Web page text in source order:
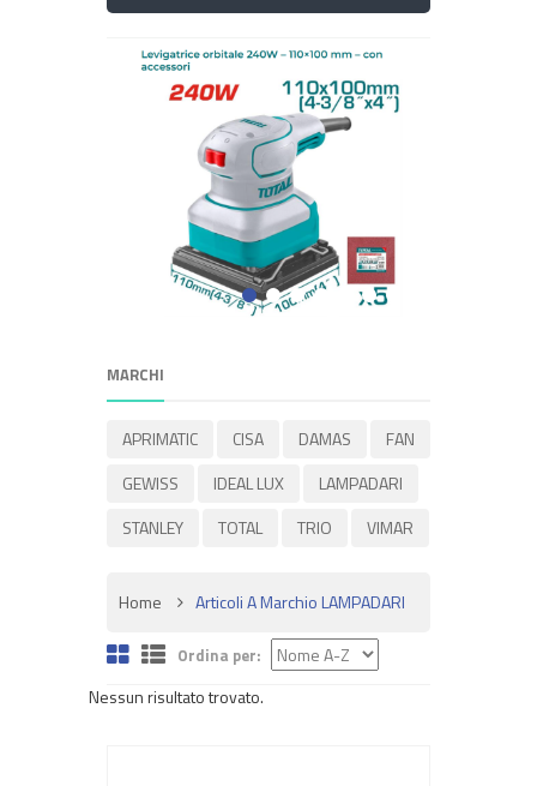
MARCHI
APRIMATIC CISA DAMAS
FAN
GEWISS
IDEAL LUX
LAMPADARI
STANLEY
TOTAL TRIO VIMAR
Home Articoli A Marchio LAMPADARI
Ordina per:
Nessun risultato trovato.